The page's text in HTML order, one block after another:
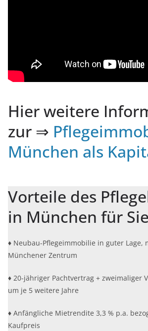
Hier weitere
zur ⇒
München als
Vorteile des
in München für Sie
♦ Neubau-Pflegeimmobilie in guter Lage,
Münchener Zentrum
♦ 20-jähriger Pachtvertrag + zweimaliger
um je 5 weitere Jahre
♦ Anfängliche Mietrendite 3,3 % p.a.
Kaufpreis